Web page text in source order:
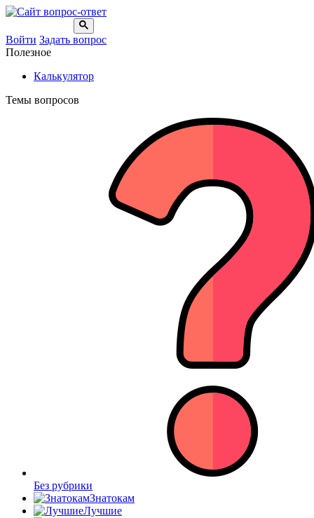
Войти Задать вопрос
Полезное
Калькулятор
Темы вопросов
Без рубрики
Знатокам
Лучшие